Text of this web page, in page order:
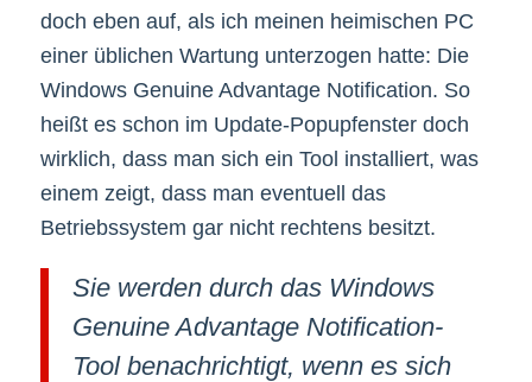
doch eben auf, als ich meinen heimischen PC
einer üblichen Wartung unterzogen hatte: Die
Windows Genuine Advantage Notification. So
heißt es schon im Update-Popupfenster doch
wirklich, dass man sich ein Tool installiert, was
einem zeigt, dass man eventuell das
Betriebssystem gar nicht rechtens besitzt.
Sie werden durch das Windows
Genuine Advantage Notification-
Tool benachrichtigt, wenn es sich